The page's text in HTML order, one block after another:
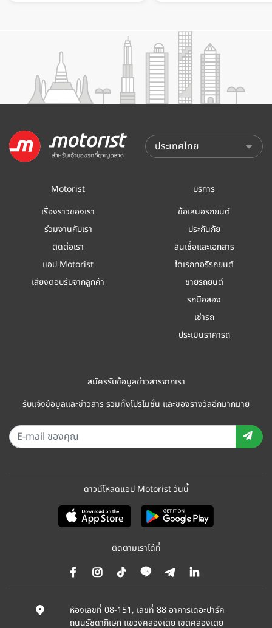
Motorist
เรื่องราวของเรา
ร่วมงานกับเรา
ติดต่อเรา
แอป Motorist
เสียงตอบรับจากลูกค้า
บริการ
ข้อเสนอรถยนต์
ประกันภัย
สินเชื่อและเอกสาร
ไดเรกทอรีรถยนต์
ขายรถยนต์
รถมือสอง
เช่ารถ
ประเมินราคารถ
สมัครรับข้อมูลข่าวสารจากเรา
รับแจ้งข้อมูลและข่าวสาร รวมทั้งโปรโมชั่น และของรางวัลอีกมากมาย
ดาวน์โหลดแอป Motorist วันนี้
ติดตามเราได้ที่
ห้องเลขที่ 08-151, เลขที่ 88 อาคารเดอะปาร์ค
ถนนรัชดาภิเษก แขวงคลองเตย เขตคลองเตย